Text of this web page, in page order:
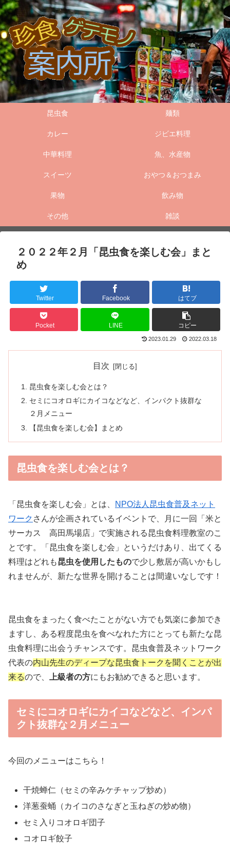
昆虫食 麺類
カレー ジビエ料理
中華料理 魚、水産物
スイーツ おやつ＆おつまみ
果物 飲み物
その他 雑談
２０２２年２月「昆虫食を楽しむ会」まと
め
Twitter Facebook はてブ
Pocket LINE コピー
2023.01.29 2022.03.18
目次
昆虫食を楽しむ会とは？
セミにコオロギにカイコなどなど、インパクト抜群な
２月メニュー
【昆虫食を楽しむ会】まとめ
昆虫食を楽しむ会とは？
「昆虫食を楽しむ会」とは、
NPO法人昆虫食普及ネット
ワーク さんが企画されているイベントで、月に一回「米と
サーカス 高田馬場店」で実施される昆虫食料理教室のこ
とです。「昆虫食を楽しむ会」というだけあり、出てくる
料理はどれも昆虫を使用したもので少し敷居が高いかもし
れませんが、新たな世界を開けることは間違いなしです！
昆虫食をまったく食べたことがない方でも気楽に参加でき
ますし、ある程度昆虫を食べなれた方にとっても新たな昆
虫食料理に出会うチャンスです。昆虫食普及ネットワーク
代表の内山先生のディープな昆虫食トークを聞くことが出
来るので、 上級者の方にもお勧めできると思います。
セミにコオロギにカイコなどなど、インパ
クト抜群な２月メニュー
今回のメニューはこちら！
干焼蝉仁（セミの辛みケチャップ炒め）
洋葱蚕蛹（カイコのさなぎと玉ねぎの炒め物）
セミ入りコオロギ団子
コオロギ餃子